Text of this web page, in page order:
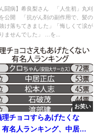
ん闘病】希良梨さん 「人生初」丸刈
公開 「抗がん剤の副作用で、髪の
け落ちてきました」「悔しくて涙が
ませんでした」 …を...
お笑い
理チョコすらあげたくな
有名人ランキング、中居を